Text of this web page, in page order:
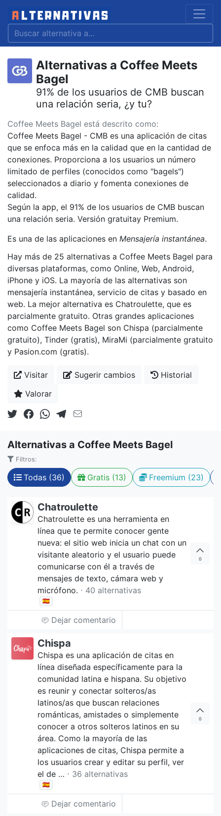
Alternativas a Coffee Meets
Bagel
91% de los usuarios de CMB buscan
una relación seria, ¿y tu?
Coffee Meets Bagel está descrito como:
Coffee Meets Bagel - CMB es una aplicación de citas
que se enfoca más en la calidad que en la cantidad de
conexiones. Proporciona a los usuarios un número
limitado de perfiles (conocidos como "bagels")
seleccionados a diario y fomenta conexiones de
calidad.
Según la app, el 91% de los usuarios de CMB buscan
una relación seria. Versión gratuitay Premium.
Es una de las aplicaciones en Mensajería instantánea.
Hay más de 25 alternativas a Coffee Meets Bagel para
diversas plataformas, como Online, Web, Android,
iPhone y iOS. La mayoría de las alternativas son
mensajería instantánea, servicio de citas y basado en
web. La mejor alternativa es Chatroulette, que es
parcialmente gratuito. Otras grandes aplicaciones
como Coffee Meets Bagel son Chispa (parcialmente
gratuito), Tinder (gratis), MiraMi (parcialmente gratuito
y Pasion.com (gratis).
Visitar Sugerir cambios
Historial
Valorar
Alternativas a Coffee Meets Bagel
Filtros:
Todas (36) Gratis (13) Freemium (23)
Chatroulette
Chatroulette es una herramienta en
línea que te permite conocer gente
nueva: el sitio web inicia un chat con un
visitante aleatorio y el usuario puede
comunicarse con él a través de
mensajes de texto, cámara web y
micrófono. ⋅ 40 alternativas
🇪🇸
0
Dejar comentario
Chispa
Chispa es una aplicación de citas en
línea diseñada específicamente para la
comunidad latina e hispana. Su objetivo
es reunir y conectar solteros/as
latinos/as que buscan relaciones
románticas, amistades o simplemente
conocer a otros solteros latinos en su
área. Como la mayoría de las
aplicaciones de citas, Chispa permite a
los usuarios crear y editar su perfil, ver
el de … ⋅ 36 alternativas
🇪🇸
0
Dejar comentario